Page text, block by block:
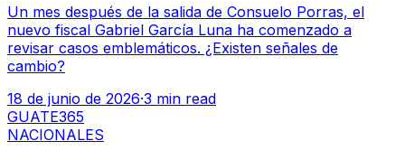
Un mes después de la salida de Consuelo Porras, el
nuevo fiscal Gabriel García Luna ha comenzado a
revisar casos emblemáticos. ¿Existen señales de
cambio?
18 de junio de 2026·3 min read
GUATE365
NACIONALES